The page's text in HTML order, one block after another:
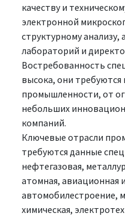
качеству и
электронной
структурному анализу,
лабораторий и
Востребованность
высока, они требуются
промышленности, от
небольших
компаний.
Ключевые отрасли
требуются данные
нефтегазовая,
атомная, авиационная
автомобилестроение,
химическая,